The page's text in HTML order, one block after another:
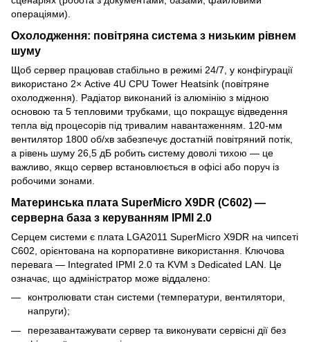
операціями).
Охолодження: повітряна система з низьким рівнем
шуму
Щоб сервер працював стабільно в режимі 24/7, у конфігурації
використано 2× Active 4U CPU Tower Heatsink (повітряне
охолодження). Радіатор виконаний із алюмінію з мідною
основою та 5 тепловими трубками, що покращує відведення
тепла від процесорів під тривалим навантаженням. 120-мм
вентилятор 1800 об/хв забезпечує достатній повітряний потік,
а рівень шуму 26,5 дБ робить систему доволі тихою — це
важливо, якщо сервер встановлюється в офісі або поруч із
робочими зонами.
Материнська плата SuperMicro X9DR (C602) —
серверна база з керуванням IPMI 2.0
Серцем системи є плата LGA2011 SuperMicro X9DR на чипсеті
C602, орієнтована на корпоративне використання. Ключова
перевага — Integrated IPMI 2.0 та KVM з Dedicated LAN. Це
означає, що адміністратор може віддалено:
контролювати стан системи (температури, вентилятори,
напруги);
перезавантажувати сервер та виконувати сервісні дії без